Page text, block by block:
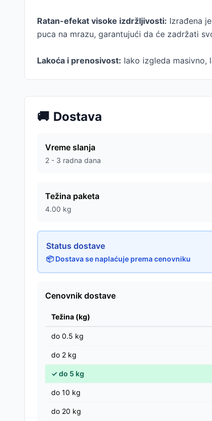
Ratan-efekat visoke izdržljivosti: Izrađena
puca na mrazu, garantujući da će zadržati
Lakoća i prenosivost: Iako izgleda masivno,
🚚 Dostava
Vreme slanja
2 - 3 radna dana
Težina paketa
4.00 kg
Status dostave
📦 Dostava se naplaćuje prema cenovniku
Cenovnik dostave
Težina (kg)
do 0.5 kg
do 2 kg
✓do 5 kg
do 10 kg
do 20 kg